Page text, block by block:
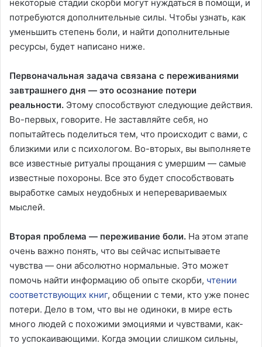
некоторые стадии скорби могут нуждаться в помощи, и
потребуются дополнительные силы. Чтобы узнать, как
уменьшить степень боли, и найти дополнительные
ресурсы, будет написано ниже.
Первоначальная задача связана с переживаниями
завтрашнего дня — это осознание потери
реальности. Этому способствуют следующие действия.
Во-первых, говорите. Не заставляйте себя, но
попытайтесь поделиться тем, что происходит с вами, с
близкими или с психологом. Во-вторых, вы выполняете
все известные ритуалы прощания с умершим — самые
известные похороны. Все это будет способствовать
выработке самых неудобных и неперевариваемых
мыслей.
Вторая проблема — переживание боли. На этом этапе
очень важно понять, что вы сейчас испытываете
чувства — они абсолютно нормальные. Это может
помочь найти информацию об опыте скорби, чтении
соответствующих книг, общении с теми, кто уже понес
потери. Дело в том, что вы не одиноки, в мире есть
много людей с похожими эмоциями и чувствами, как-
то успокаивающими. Когда эмоции слишком сильны,